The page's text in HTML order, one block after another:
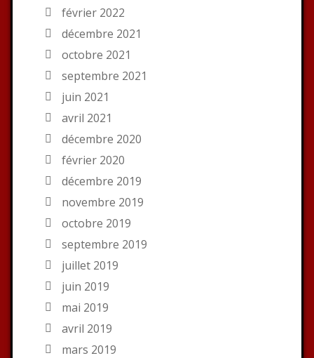
février 2022
décembre 2021
octobre 2021
septembre 2021
juin 2021
avril 2021
décembre 2020
février 2020
décembre 2019
novembre 2019
octobre 2019
septembre 2019
juillet 2019
juin 2019
mai 2019
avril 2019
mars 2019